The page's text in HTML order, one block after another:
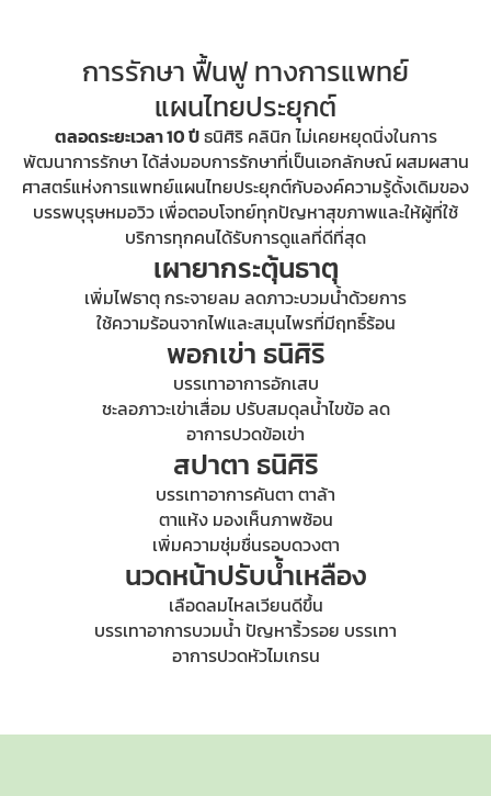
การรักษา ฟื้นฟู ทางการแพทย์
แผนไทยประยุกต์
ตลอดระยะเวลา 10 ปีธนิศิริ คลินิก ไม่เคยหยุดนิ่งในการ
พัฒนาการรักษา ได้ส่งมอบการรักษาที่เป็นเอกลักษณ์ ผสมผสาน
ศาสตร์แห่งการแพทย์แผนไทยประยุกต์กับองค์ความรู้ดั้งเดิมของ
บรรพบุรุษหมอวิว เพื่อตอบโจทย์ทุกปัญหาสุขภาพและให้ผู้ที่ใช้
บริการทุกคนได้รับการดูแลที่ดีที่สุด
เผายากระตุ้นธาตุ
เพิ่มไฟธาตุ กระจายลม ลดภาวะบวมน้ำด้วยการ
ใช้ความร้อนจากไฟและสมุนไพรที่มีฤทธิ์ร้อน
พอกเข่า ธนิศิริ
บรรเทาอาการอักเสบ
ชะลอภาวะเข่าเสื่อม ปรับสมดุลน้ำไขข้อ ลด
อาการปวดข้อเข่า
สปาตา ธนิศิริ
บรรเทาอาการคันตา ตาล้า
ตาแห้ง มองเห็นภาพซ้อน
เพิ่มความชุ่มชื่นรอบดวงตา
นวดหน้าปรับน้ำเหลือง
เลือดลมไหลเวียนดีขึ้น
บรรเทาอาการบวมน้ำ ปัญหาริ้วรอย บรรเทา
อาการปวดหัวไมเกรน